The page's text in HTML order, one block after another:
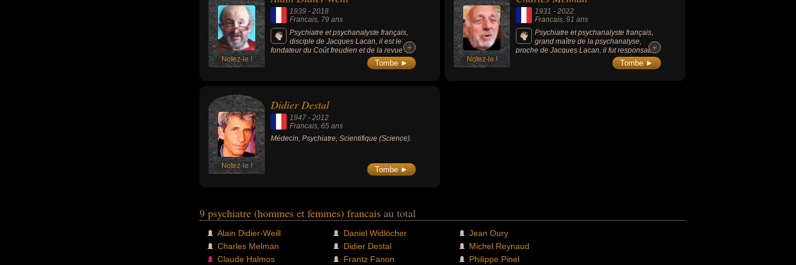
Notez-le !
1939 - 2018
Francais , 79 ans
Psychiatre et psychanalyste français,
disciple de Jacques Lacan, il est le
fondateur du Coût freudien et de la revue «+
+
Tombe ► Notez-le !
1931 -2022
Francais , 91 ans
Psychiatre et psychanalyste français,
grand maître de la psychanalyse,
proche de Jacques Lacan, il fut responsable
des enseignements au sein de son Ecole
+
+
Tombe ►
Notez-le !
Didier Destal
1947 - 2012
Francais , 65 ans
Médecin, Psychiatre, Scientifique (Science).
Tombe ►
9 psychiatre (hommes et femmes) francais au total
Alain Didier-Weill
Charles Melman
Claude Halmos
Daniel Widlöcher
Didier Destal
Frantz Fanon
Jean Oury
Michel Reynaud
Philippe Pinel